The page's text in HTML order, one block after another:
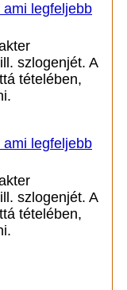
legfeljebb
szlogenjét. A
tételében,
legfeljebb
szlogenjét. A
tételében,